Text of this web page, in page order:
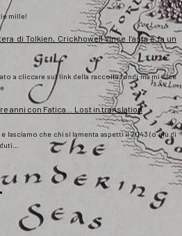
mille!
di Tolkien, Crickhowell vince l’asta e fa un
a cliccare sul link della raccolta fondi ma mi dice
anni con Fatica… Lost in translation
e lasciamo che chi si lamenta aspetti il 2043 (o giù di